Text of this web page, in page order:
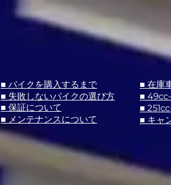
■ バイクを購入するまで
■ 失敗しないバイクの選び方
■ 保証について
■ メンテナンスについて
■ 在庫
■
■
■ キャ